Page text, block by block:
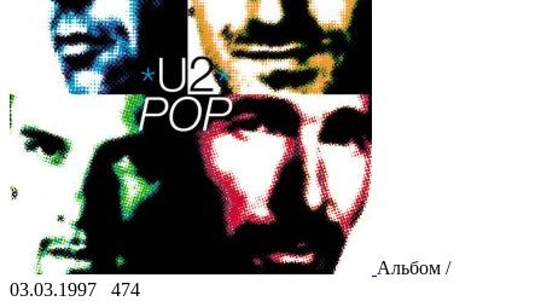
Альбом /
03.03.1997
474